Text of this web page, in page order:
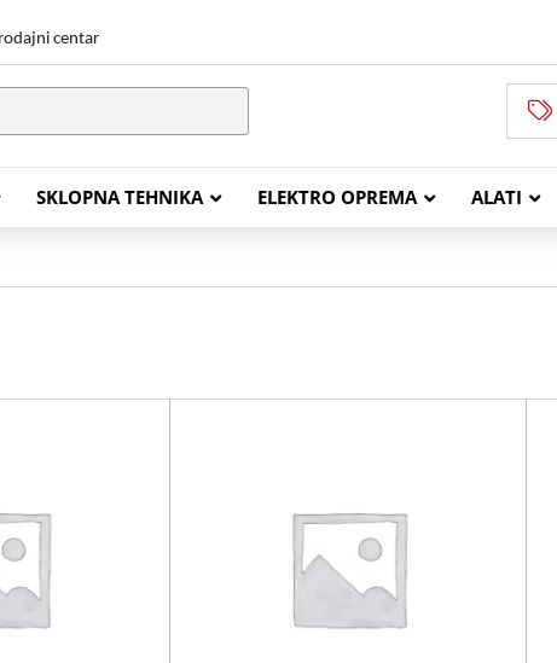
centar
SKLOPNA TEHNIKA ELEKTRO OPREMA ALATI